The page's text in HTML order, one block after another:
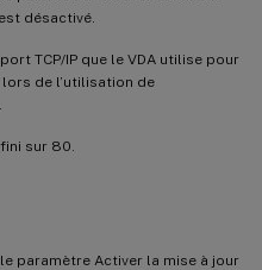
désactivé.
TCP/IP que le VDA utilise pour
de l’utilisation de
sur 80.
paramètre Activer la mise à jour